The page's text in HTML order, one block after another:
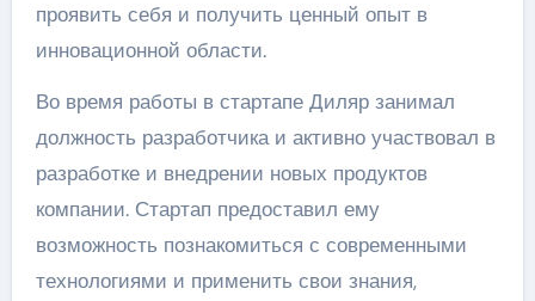
проявить себя и получить ценный опыт в
инновационной области.
Во время работы в стартапе Диляр занимал
должность разработчика и активно участвовал в
разработке и внедрении новых продуктов
компании. Стартап предоставил ему
возможность познакомиться с современными
технологиями и применить свои знания,